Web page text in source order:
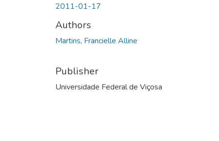
2011-01-17
Authors
Martins, Francielle Alline
Publisher
Universidade Federal de Viçosa